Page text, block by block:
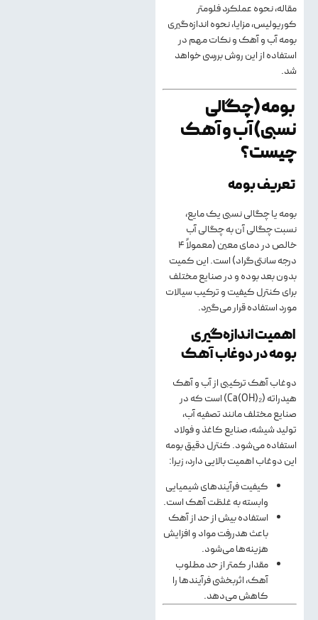
مقاله، نحوه عملکرد فلومتر
کوریولیس، مزایا، نحوه اندازه‌گیری
بومه آب و آهک و نکات مهم در
استفاده از این روش بررسی خواهد
شد.
بومه (چگالی
نسبی) آب و آهک
چیست؟
تعریف بومه
بومه یا چگالی نسبی یک مایع،
نسبت چگالی آن به چگالی آب
خالص در دمای معین (معمولاً ۴
درجه سانتی‌گراد) است. این کمیت
بدون بعد بوده و در صنایع مختلف
برای کنترل کیفیت و ترکیب سیالات
مورد استفاده قرار می‌گیرد.
اهمیت اندازه‌گیری
بومه در دوغاب آهک
دوغاب آهک ترکیبی از آب و آهک
هیدراته (Ca(OH)₂) است که در
صنایع مختلف مانند تصفیه آب،
تولید شیشه، صنایع کاغذ و فولاد
استفاده می‌شود. کنترل دقیق بومه
این دوغاب اهمیت بالایی دارد، زیرا:
کیفیت فرآیندهای شیمیایی
وابسته به غلظت آهک است.
استفاده بیش از حد از آهک
باعث هدررفت مواد و افزایش
هزینه‌ها می‌شود.
مقدار کمتر از حد مطلوب
آهک، اثربخشی فرآیندها را
کاهش می‌دهد.